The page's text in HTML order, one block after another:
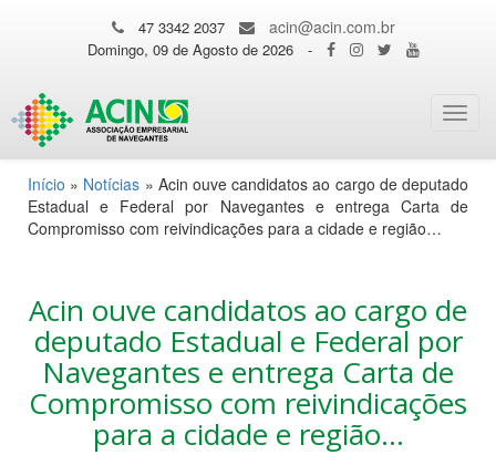
47 3342 2037 acin@acin.com.br
Domingo, 09 de Agosto de 2026 -
Início » Notícias » Acin ouve candidatos ao cargo de deputado
Estadual e Federal por Navegantes e entrega Carta de
Compromisso com reivindicações para a cidade e região…
Acin ouve candidatos ao cargo de
deputado Estadual e Federal por
Navegantes e entrega Carta de
Compromisso com reivindicações
para a cidade e região…